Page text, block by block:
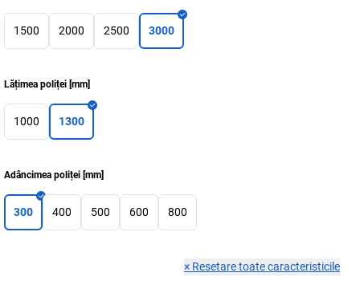
1500 2000 2500 3000
Lățimea poliței [mm]
1000 1300
Adâncimea poliței [mm]
300 400 500 600 800
× Resetare toate caracteristicile